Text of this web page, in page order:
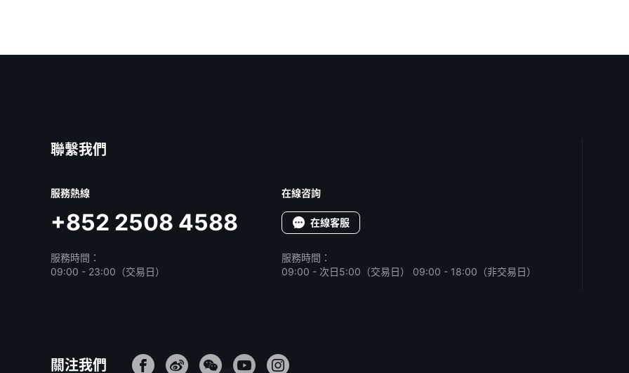
聯繫我們
服務熱線
+852 2508 4588
服務時間：
09:00 - 23:00（交易日）
在線咨詢
在線客服
服務時間：
09:00 - 次日5:00（交易日） 09:00 - 18:00（非交易日）
關注我們